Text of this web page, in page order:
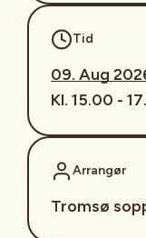
Tid
09. Aug
Kl. 15.00 -
Arrangør
Tromsø